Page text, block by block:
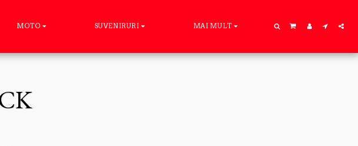
MOTO SUVENIRURI MAI MULT